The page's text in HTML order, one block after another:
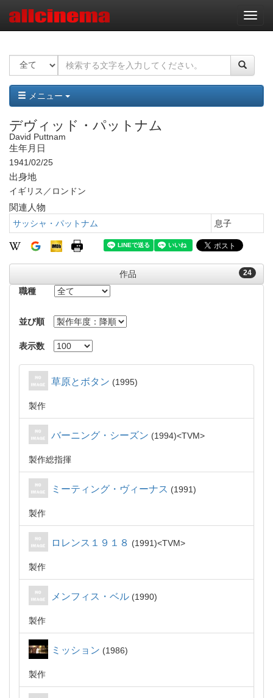
ナ
ビ
ー
ョ
ン
メニュー
デヴィッド・パットナム
David Puttnam
生年月日
1941/02/25
出身地
イギリス／ロンドン
関連人物
サッシャ・パットナム 息子
24
作品
職種
並び順
表示数
草原とボタン 1995
製作
バーニング・シーズン 1994 TVM
製作総指揮
ミーティング・ヴィーナス 1991
製作
ロレンス１９１８ 1991 TVM
製作
メンフィス・ベル 1990
製作
ミッション 1986
製作